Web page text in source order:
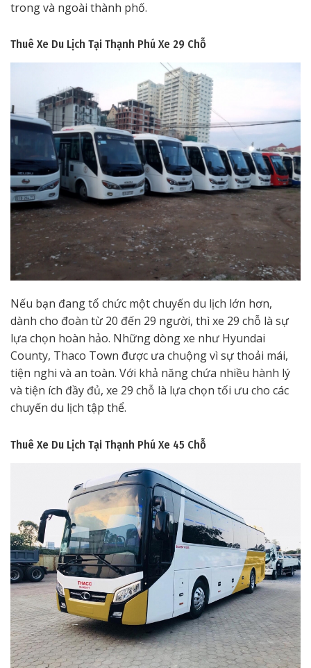
trong và ngoài thành phố.
Thuê Xe Du Lịch Tại Thạnh Phú Xe 29 Chỗ
Nếu bạn đang tổ chức một chuyến du lịch lớn hơn,
dành cho đoàn từ 20 đến 29 người, thì xe 29 chỗ là sự
lựa chọn hoàn hảo. Những dòng xe như Hyundai
County, Thaco Town được ưa chuộng vì sự thoải mái,
tiện nghi và an toàn. Với khả năng chứa nhiều hành lý
và tiện ích đầy đủ, xe 29 chỗ là lựa chọn tối ưu cho các
chuyến du lịch tập thể.
Thuê Xe Du Lịch Tại Thạnh Phú Xe 45 Chỗ